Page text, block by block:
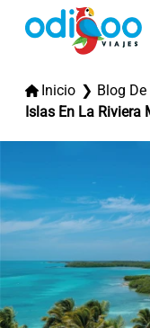
Inicio Blog
Islas En La Riviera